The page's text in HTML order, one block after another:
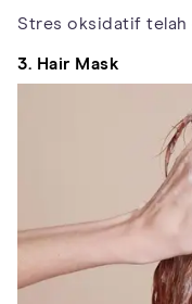
Stres oksidatif
3. Hair Mask